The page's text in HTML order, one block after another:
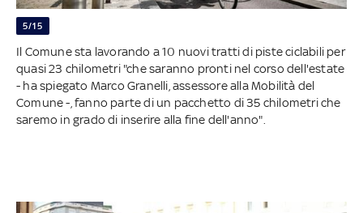
5/15
Il Comune sta lavorando a 10 nuovi tratti di piste ciclabili per
quasi 23 chilometri "che saranno pronti nel corso dell'estate
- ha spiegato Marco Granelli, assessore alla Mobilità del
Comune -, fanno parte di un pacchetto di 35 chilometri che
saremo in grado di inserire alla fine dell'anno".